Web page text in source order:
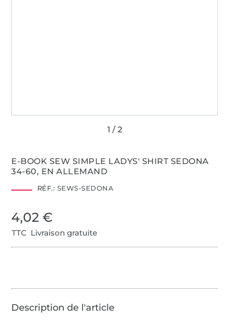
E-BOOK SEW SIMPLE LADYS' SHIRT SEDONA
34-60, EN ALLEMAND
RÉF.: SEWS-SEDONA
4,02 €
TTC Livraison gratuite